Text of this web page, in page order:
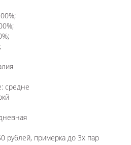
средне
рублей, примерка до 3х пар